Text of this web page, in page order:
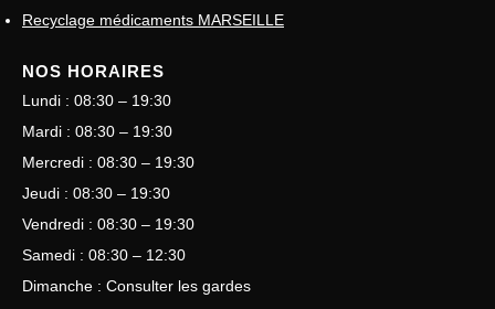
Recyclage médicaments MARSEILLE
NOS HORAIRES
Lundi : 08:30 – 19:30
Mardi : 08:30 – 19:30
Mercredi : 08:30 – 19:30
Jeudi : 08:30 – 19:30
Vendredi : 08:30 – 19:30
Samedi : 08:30 – 12:30
Dimanche : Consulter les gardes